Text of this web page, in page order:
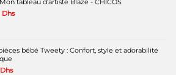
DhsLe
300 Dhs.
bébé Tweety : Confort, style et adorabilité
DhsLe